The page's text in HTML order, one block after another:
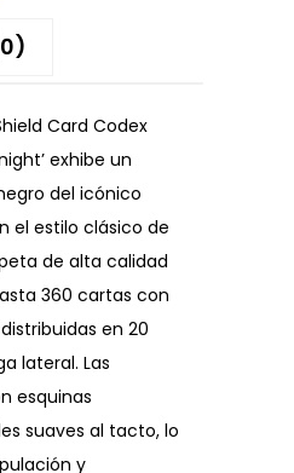
Card Codex
exhibe un
del icónico
el estilo clásico de
de alta calidad
360 cartas con
en 20
lateral. Las
esquinas
suaves al tacto, lo
y